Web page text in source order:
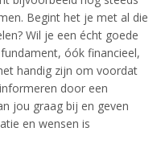
Begint het je met al die
Wil je een écht goede
óók financieel,
handig zijn om voordat
door een
jou graag bij en geven
en wensen is